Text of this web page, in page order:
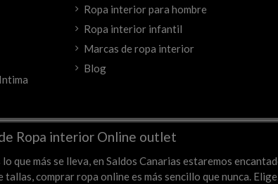
Ropa interior para hombre
Ropa interior infantil
Marcas de ropa interior
Blog
Ropa interior Online outlet
que más se lleva, en Saldos Canarias estaremos
comprar ropa online es más sencillo que nunca.